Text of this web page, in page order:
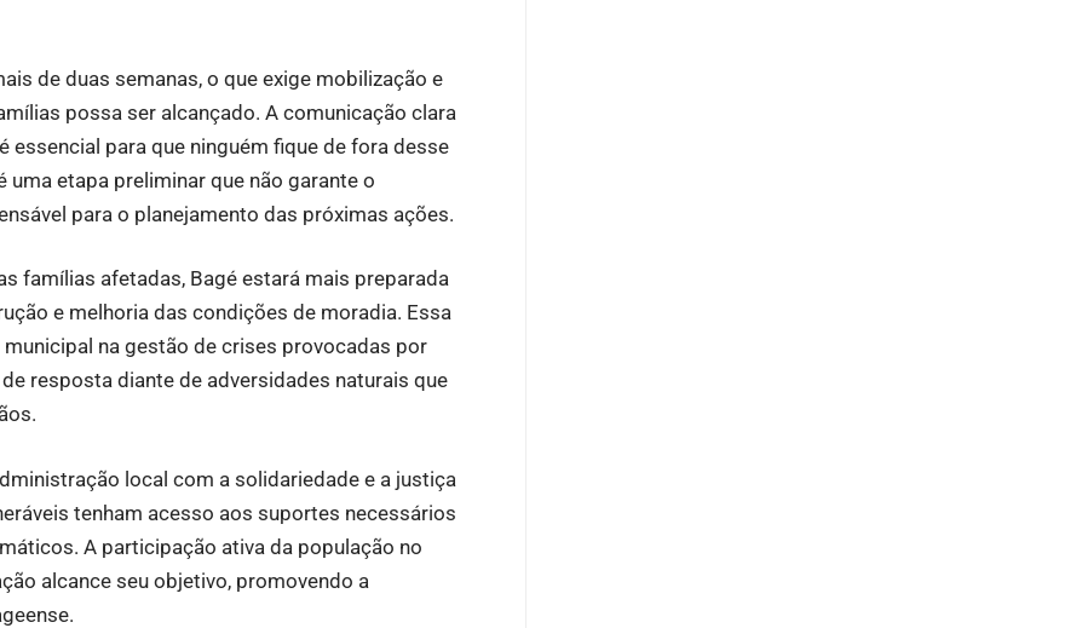
de duas semanas, o que exige mobilização e
possa ser alcançado. A comunicação clara
para que ninguém fique de fora desse
etapa preliminar que não garante o
para o planejamento das próximas ações.
famílias afetadas, Bagé estará mais preparada
e melhoria das condições de moradia. Essa
na gestão de crises provocadas por
resposta diante de adversidades naturais que
local com a solidariedade e a justiça
tenham acesso aos suportes necessários
A participação ativa da população no
alcance seu objetivo, promovendo a